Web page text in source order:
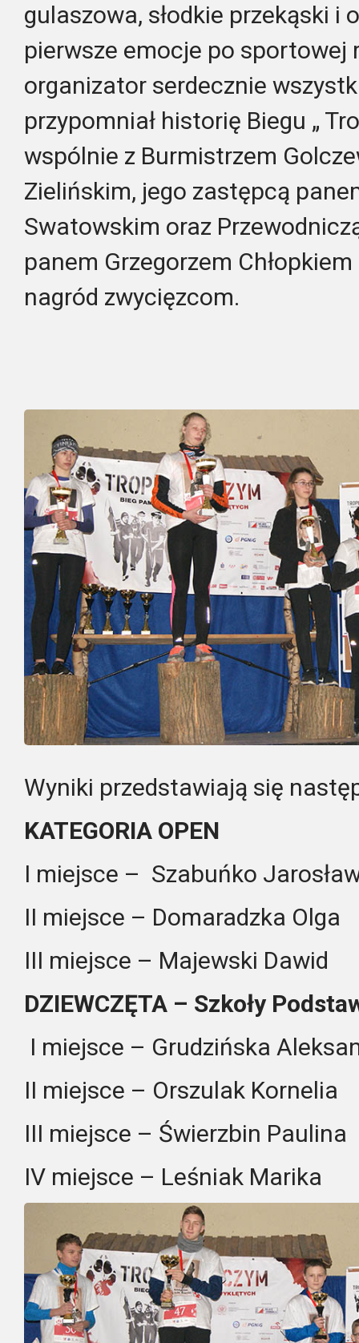
gulaszowa, słodkie przekąski i
pierwsze emocje po sportowej
organizator serdecznie
przypomniał historię Biegu „
wspólnie z Burmistrzem
Zielińskim, jego zastępcą
Swatowskim oraz
panem Grzegorzem
nagród zwycięzcom.
Wyniki przedstawiają się
KATEGORIA OPEN
I miejsce – Szabuńko
II miejsce – Domaradzka Olga
III miejsce – Majewski Dawid
DZIEWCZĘTA – Szkoły
I miejsce – Grudzińska
II miejsce – Orszulak Kornelia
III miejsce – Świerzbin Paulina
IV miejsce – Leśniak Marika